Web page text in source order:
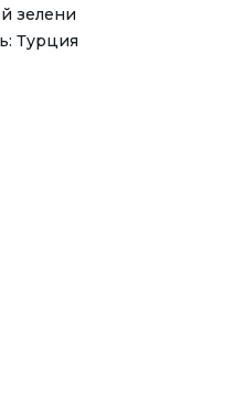
зелени
Турция